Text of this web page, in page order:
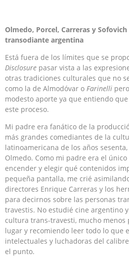
Olmedo, Porcel, Carreras y
transodiante argentina
Está fuera de los límites que se
Disclosure pasar vista a las
otras tradiciones culturales que no
como la de Almodóvar o Farinelli
modesto aporte ya que entiendo
este proceso.
Mi padre era fanático de la
más grandes comediantes de la
latinoamericana de los años
Olmedo. Como mi padre era el
encender y elegir qué contenidos
pequeña pantalla, me crié
directores Enrique Carreras y los
para decirnos sobre las personas
travestis. No estudié cine argentino
cultura trans-travesti, mucho menos
lugar y recomiendo leer todo lo que
intelectuales y luchadoras del
el punto.